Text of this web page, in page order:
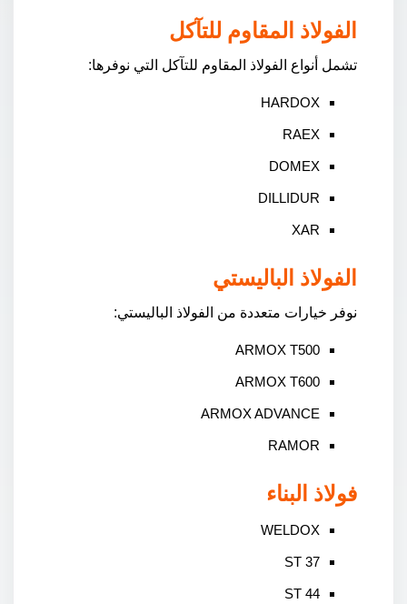
الفولاذ المقاوم للتآكل
تشمل أنواع الفولاذ المقاوم للتآكل التي نوفرها:
HARDOX
RAEX
DOMEX
DILLIDUR
XAR
الفولاذ الباليستي
نوفر خيارات متعددة من الفولاذ الباليستي:
ARMOX T500
ARMOX T600
ARMOX ADVANCE
RAMOR
فولاذ البناء
WELDOX
ST 37
ST 44